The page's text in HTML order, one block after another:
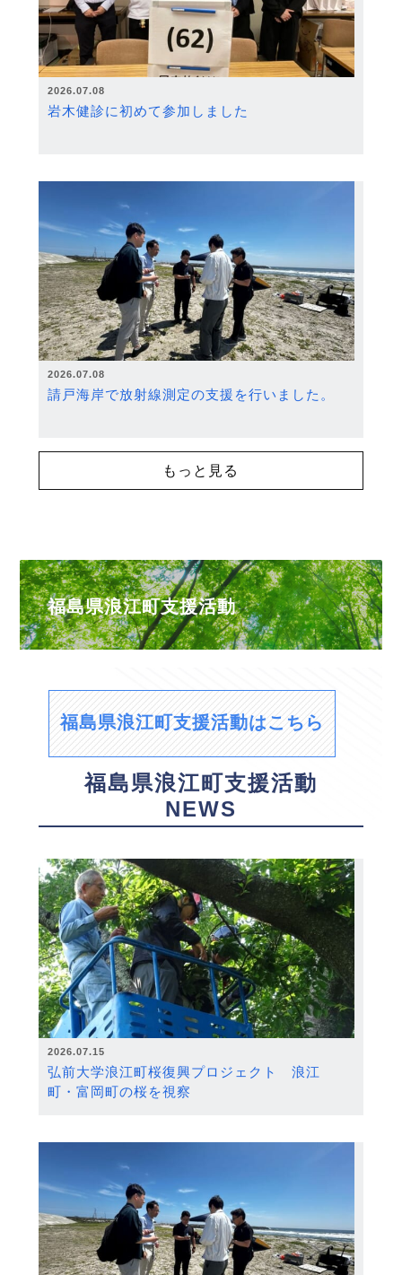
2026.07.08
岩木健診に初めて参加しました
2026.07.08
請戸海岸で放射線測定の支援を行いました。
もっと見る
福島県浪江町支援活動
福島県浪江町支援活動はこちら
福島県浪江町支援活動
NEWS
2026.07.15
弘前大学浪江町桜復興プロジェクト 浪江
町・富岡町の桜を視察